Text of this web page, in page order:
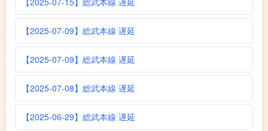
【2025-07-09】総武本線 遅延
【2025-07-09】総武本線 遅延
【2025-07-08】総武本線 遅延
【2025-06-29】総武本線 遅延